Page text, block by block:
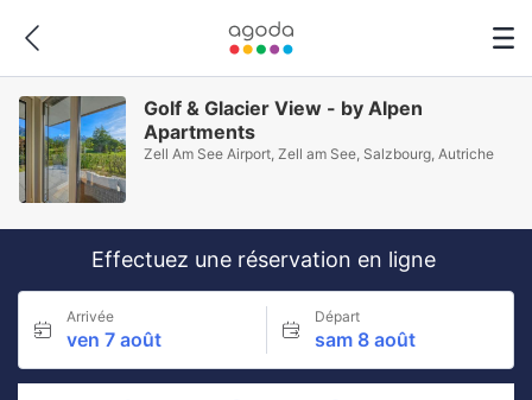
Golf & Glacier View - by Alpen
Apartments
Zell Am See Airport, Zell am See, Salzbourg, Autriche
Effectuez une réservation en ligne
Arrivée
ven 7 août
Départ
sam 8 août